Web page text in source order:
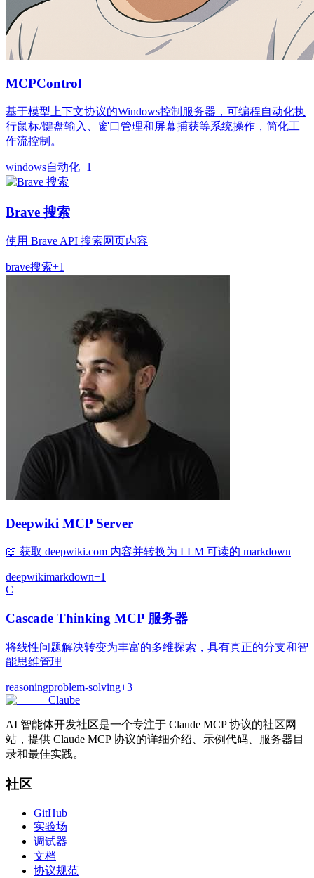
MCPControl
基于模型上下文协议的Windows控制服务器，可编程自动化执
行鼠标/键盘输入、窗口管理和屏幕捕获等系统操作，简化工
作流控制。
windows自动化+1
Brave 搜索
使用 Brave API 搜索网页内容
brave搜索+1
Deepwiki MCP Server
📖 获取 deepwiki.com 内容并转换为 LLM 可读的 markdown
deepwikimarkdown+1
C
Cascade Thinking MCP 服务器
将线性问题解决转变为丰富的多维探索，具有真正的分支和智
能思维管理
reasoningproblem-solving+3
Claube
AI 智能体开发社区是一个专注于 Claude MCP 协议的社区网
站，提供 Claude MCP 协议的详细介绍、示例代码、服务器目
录和最佳实践。
社区
GitHub
实验场
调试器
文档
协议规范